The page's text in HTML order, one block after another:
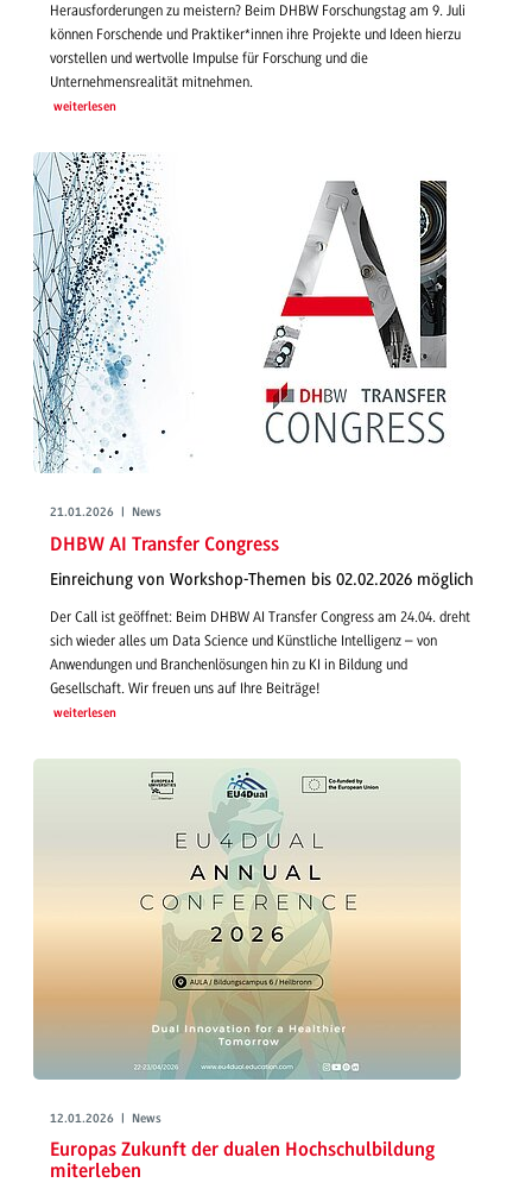
Herausforderungen zu meistern? Beim DHBW Forschungstag am 9. Juli
können Forschende und Praktiker*innen ihre Projekte und Ideen hierzu
vorstellen und wertvolle Impulse für Forschung und die
Unternehmensrealität mitnehmen.
weiterlesen
21.01.2026 | News
DHBW AI Transfer Congress
Einreichung von Workshop-Themen bis 02.02.2026 möglich
Der Call ist geöffnet: Beim DHBW AI Transfer Congress am 24.04. dreht
sich wieder alles um Data Science und Künstliche Intelligenz – von
Anwendungen und Branchenlösungen hin zu KI in Bildung und
Gesellschaft. Wir freuen uns auf Ihre Beiträge!
weiterlesen
12.01.2026 | News
Europas Zukunft der dualen Hochschulbildung
miterleben